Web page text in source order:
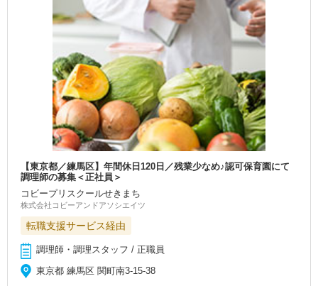
【東京都／練馬区】年間休日120日／残業少なめ♪認可保育園にて
調理師の募集＜正社員＞
コビープリスクールせきまち
株式会社コビーアンドアソシエイツ
転職支援サービス経由
調理師・調理スタッフ / 正職員
東京都 練馬区 関町南3-15-38